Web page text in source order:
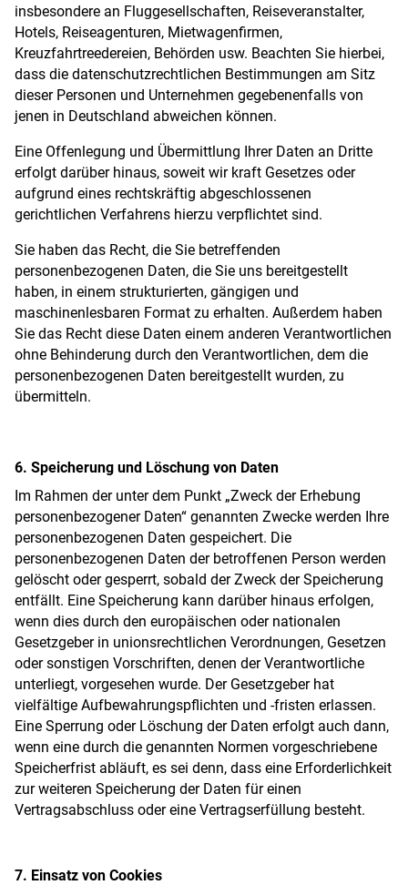
insbesondere an Fluggesellschaften, Reiseveranstalter,
Hotels, Reiseagenturen, Mietwagenfirmen,
Kreuzfahrtreedereien, Behörden usw. Beachten Sie hierbei,
dass die datenschutzrechtlichen Bestimmungen am Sitz
dieser Personen und Unternehmen gegebenenfalls von
jenen in Deutschland abweichen können.
Eine Offenlegung und Übermittlung Ihrer Daten an Dritte
erfolgt darüber hinaus, soweit wir kraft Gesetzes oder
aufgrund eines rechtskräftig abgeschlossenen
gerichtlichen Verfahrens hierzu verpflichtet sind.
Sie haben das Recht, die Sie betreffenden
personenbezogenen Daten, die Sie uns bereitgestellt
haben, in einem strukturierten, gängigen und
maschinenlesbaren Format zu erhalten. Außerdem haben
Sie das Recht diese Daten einem anderen Verantwortlichen
ohne Behinderung durch den Verantwortlichen, dem die
personenbezogenen Daten bereitgestellt wurden, zu
übermitteln.
6. Speicherung und Löschung von Daten
Im Rahmen der unter dem Punkt „Zweck der Erhebung
personenbezogener Daten“ genannten Zwecke werden Ihre
personenbezogenen Daten gespeichert. Die
personenbezogenen Daten der betroffenen Person werden
gelöscht oder gesperrt, sobald der Zweck der Speicherung
entfällt. Eine Speicherung kann darüber hinaus erfolgen,
wenn dies durch den europäischen oder nationalen
Gesetzgeber in unionsrechtlichen Verordnungen, Gesetzen
oder sonstigen Vorschriften, denen der Verantwortliche
unterliegt, vorgesehen wurde. Der Gesetzgeber hat
vielfältige Aufbewahrungspflichten und -fristen erlassen.
Eine Sperrung oder Löschung der Daten erfolgt auch dann,
wenn eine durch die genannten Normen vorgeschriebene
Speicherfrist abläuft, es sei denn, dass eine Erforderlichkeit
zur weiteren Speicherung der Daten für einen
Vertragsabschluss oder eine Vertragserfüllung besteht.
7. Einsatz von Cookies